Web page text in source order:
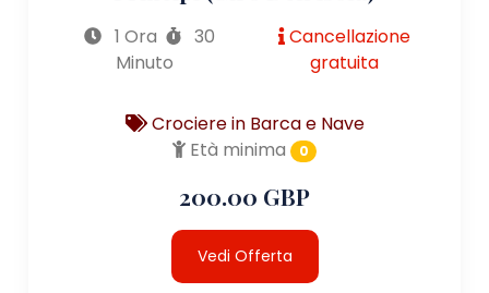
1 Ora
30
Minuto
Cancellazione
gratuita
Crociere in Barca e Nave
Età minima
0
200.00 GBP
Vedi Offerta